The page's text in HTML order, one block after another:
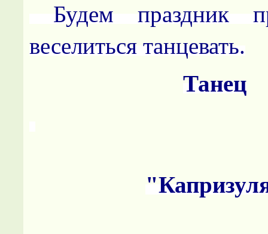
Будем праздник
веселиться танцевать.
Танец